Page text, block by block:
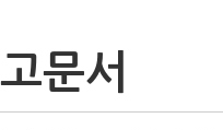
고문서